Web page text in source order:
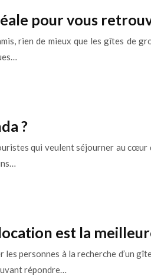
pour vous
rien de mieux que les gîtes de
?
qui veulent séjourner au
est la
personnes à la recherche d’un
répondre…